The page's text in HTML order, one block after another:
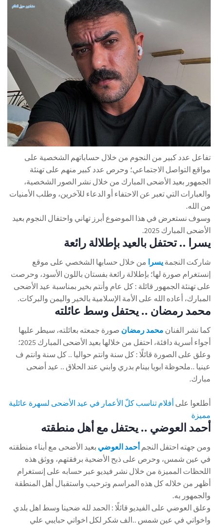
تفاعل عدد كبير من النجوم من خلال حساباتهم الشخصية على
مواقع التواصل الاجتماعي؛ وحرص عدد كبير منهم على تهنئة
الجمهور بعيد الأضحى المبارك من خلال نشر الصور الشخصية،
والعبارات التي تعبر عن الاحتفاء أو الدعاء للآخرين، وطلب الأمنيات
من الله.
وسوف نستعرض في هذا الموضوع أبرز تهاني واحتفال النجوم بعيد
الأضحى المبارك 2025.
يسرا .. تحتفل بالعيد بإطلالة رائعة
شاركت النجمة يسرا من خلال حسابها الشخصي على موقع
إنستغرام صورة لها؛ بإطلالة رائعة بفستان باللون الأسود، وحرصت
على تهنئة الجمهور قائلة : كل عام وأنتم بخير بمناسبة عيد الأضحى
المبارك، أعاده الله على الأمة الإسلامية بالخير واليمن والبركات.
محمد رمضان .. يحتفل وسط عائلته
كما نشر الفنان محمد رمضان صورة جمعته بعائلته، سيطر عليها
أجواء أسرية دافئة، احتفل من خلالها بعيد الأضحى المبارك 2025؛
وعلق على الصورة قائلًا : كل سنة وانتم حواليا .. كل سنة وانتم ف
عينيا ..ملحوظة ابويا بينام بدري وابني عند الحلاق .. عيد أضحى
مبارك.
أطلعوا على أفلام تناسب كلّ الأعمار في عيد الأضحى لسهرة عائلية
مميزة
أحمد العوضي .. يحتفل مع أهل منطقته
ومن جهته احتفل النجمأحمد العوضي بعيد الأضحى مع أبناء منطقته
في عين شمس، وحرص على ذبح الأضحية برفقتهم، ووثق هذه
اللحظات المميزة من خلال نشر فيديو عبر حسابه على إنستغرام
أظهر من خلاله كل هذه المراسم وترحيب واستقبال أهل المنطقة
والجمهور به.
وعلق العوضي على الفيديو قائلًا : الحمد لله ضحينا وسط اهل بلدي
واخواتي في عين شمس ..الف شكر لكل اخواتي حبايبي علي